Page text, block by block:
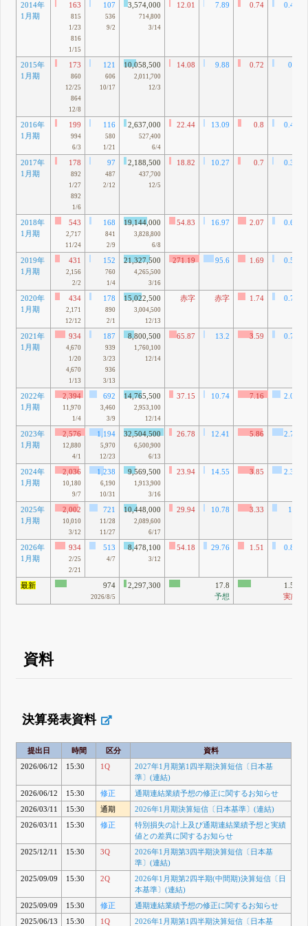
2014年
1月期
163
815
1/23
816
1/15
107
536
9/2
3,574,000
714,800
3/14
12.01 7.89 0.74 0.48
2015年
1月期
173
860
12/25
864
12/8
121
606
10/17
10,058,500
2,011,700
12/3
14.08 9.88 0.72 0.5
2016年
1月期
199
994
6/3
116
580
1/21
2,637,000
527,400
6/4
22.44 13.09 0.8 0.47
2017年
1月期
178
892
1/27
892
1/6
97
487
2/12
2,188,500
437,700
12/5
18.82 10.27 0.7 0.38
2018年
1月期
543
2,717
11/24
168
841
2/9
19,144,000
3,828,800
6/8
54.83 16.97 2.07 0.64
2019年
1月期
431
2,156
2/2
152
760
1/4
21,327,500
4,265,500
3/16
271.19 95.6 1.69 0.59
2020年
1月期
434
2,171
12/12
178
890
2/1
15,022,500
3,004,500
12/13
赤字 赤字 1.74 0.71
2021年
1月期
934
4,670
1/20
4,670
1/13
187
939
3/23
936
3/13
8,800,500
1,760,100
12/14
65.87 13.2 3.59 0.72
2022年
1月期
2,394
11,970
1/4
692
3,460
3/9
14,765,500
2,953,100
12/14
37.15 10.74 7.16 2.07
2023年
1月期
2,576
12,880
4/1
1,194
5,970
12/23
32,504,500
6,500,900
6/13
26.78 12.41 5.86 2.72
2024年
1月期
2,036
10,180
9/7
1,238
6,190
10/31
9,569,500
1,913,900
3/16
23.94 14.55 3.85 2.34
2025年
1月期
2,002
10,010
3/12
721
11/28
11/27
10,448,000
2,089,600
6/17
29.94 10.78 3.33 1.2
2026年
1月期
934
2/25
2/21
513
4/7
8,478,100
3/12
54.18 29.76 1.51 0.83
最新 974
2026/8/5
2,297,300
17.8
予想
1.51
実績
資料
決算発表資料
提出日 時間 区分
資料
2026/06/12
15:30 1Q
2027年1月期第1四半期決算短信〔日本基
準〕(連結)
2026/06/12
15:30 修正
通期連結業績予想の修正に関するお知らせ
2026/03/11
15:30 通期
2026年1月期決算短信〔日本基準〕(連結)
2026/03/11
15:30 修正
特別損失の計上及び通期連結業績予想と実績
値との差異に関するお知らせ
2025/12/11
15:30 3Q
2026年1月期第3四半期決算短信〔日本基
準〕(連結)
2025/09/09
15:30 2Q
2026年1月期第2四半期(中間期)決算短信〔日
本基準〕(連結)
2025/09/09
15:30 修正
通期連結業績予想の修正に関するお知らせ
2025/06/13
15:30 1Q
2026年1月期第1四半期決算短信〔日本基